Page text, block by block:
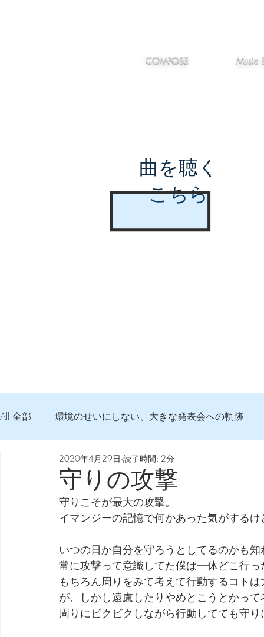
COMPOSE Music
曲を聴く
こちら
All 全部 環境のせいにしない、大きな発表会への軌跡
弦交換の記録 DTM 始める 知っておきたいコト
Imanjy Studio 使われているモノ 食べんじーの美味
劇団 Avan 劇伴が出来るまでを追ったドキュメンタリー
守りの攻撃
2020年4月29日 読了時間: 2分
守りこそが最大の攻撃。
イマンジーの記憶で何かあった気がする
いつの日か自分を守ろうとしてるのかも知
常に攻撃って意識してた僕は一体どこ行
もちろん周りをみて考えて行動するコト
が、しかし遠慮したりやめとこうとかっ
周りにビクビクしながら行動してても守